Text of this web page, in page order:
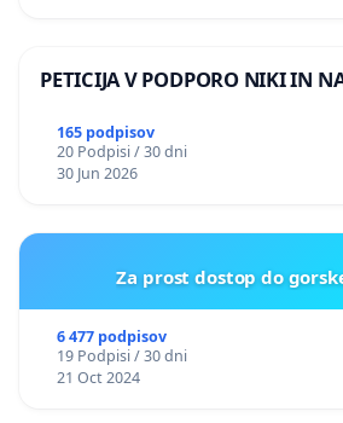
PETICIJA V PODPORO NIKI IN
165 podpisov
20 Podpisi / 30 dni
30 Jun 2026
Za prost dostop do
6 477 podpisov
19 Podpisi / 30 dni
21 Oct 2024